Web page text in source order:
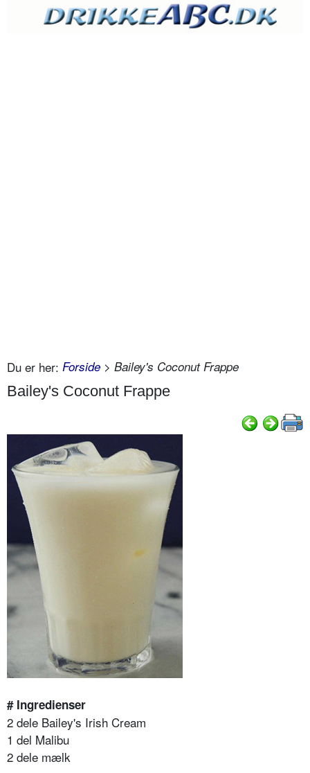
Du er her: Forside > Bailey's Coconut Frappe
Bailey's Coconut Frappe
# Ingredienser
2 dele Bailey's Irish Cream
1 del Malibu
2 dele mælk